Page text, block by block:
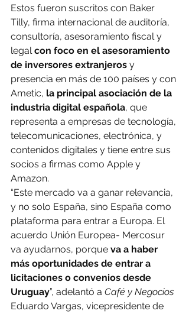
Estos fueron suscritos con Baker
Tilly, firma internacional de auditoría,
consultoría, asesoramiento fiscal y
legal con foco en el asesoramiento
de inversores extranjeros y
presencia en más de 100 países y con
Ametic, la principal asociación de la
industria digital española, que
representa a empresas de tecnología,
telecomunicaciones, electrónica, y
contenidos digitales y tiene entre sus
socios a firmas como Apple y
Amazon.
“Este mercado va a ganar relevancia,
y no solo España, sino España como
plataforma para entrar a Europa. El
acuerdo Unión Europea- Mercosur
va ayudarnos, porque va a haber
más oportunidades de entrar a
licitaciones o convenios desde
Uruguay”, adelantó a Café y Negocios
Eduardo Vargas, vicepresidente de